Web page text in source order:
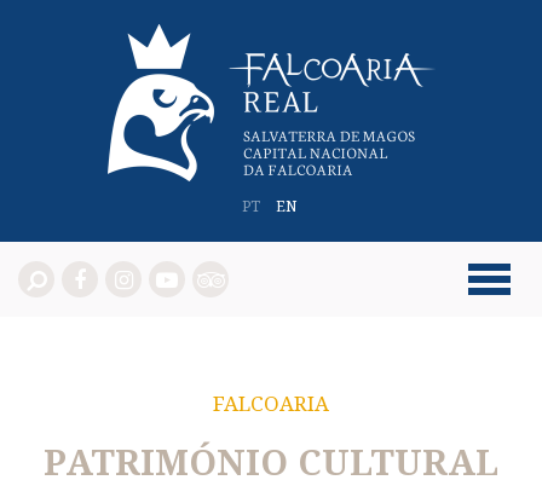
PT EN
FALCOARIA
PATRIMÓNIO CULTURAL